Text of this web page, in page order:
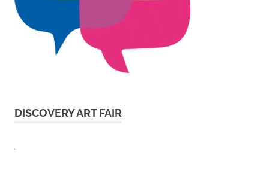
DISCOVERY ART FAIR